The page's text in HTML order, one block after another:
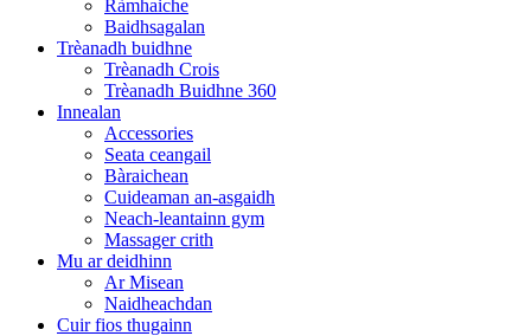
Ràmhaiche
Baidhsagalan
Trèanadh buidhne
Trèanadh Crois
Trèanadh Buidhne 360
Innealan
Accessories
Seata ceangail
Bàraichean
Cuideaman an-asgaidh
Neach-leantainn gym
Massager crith
Mu ar deidhinn
Ar Misean
Naidheachdan
Cuir fios thugainn